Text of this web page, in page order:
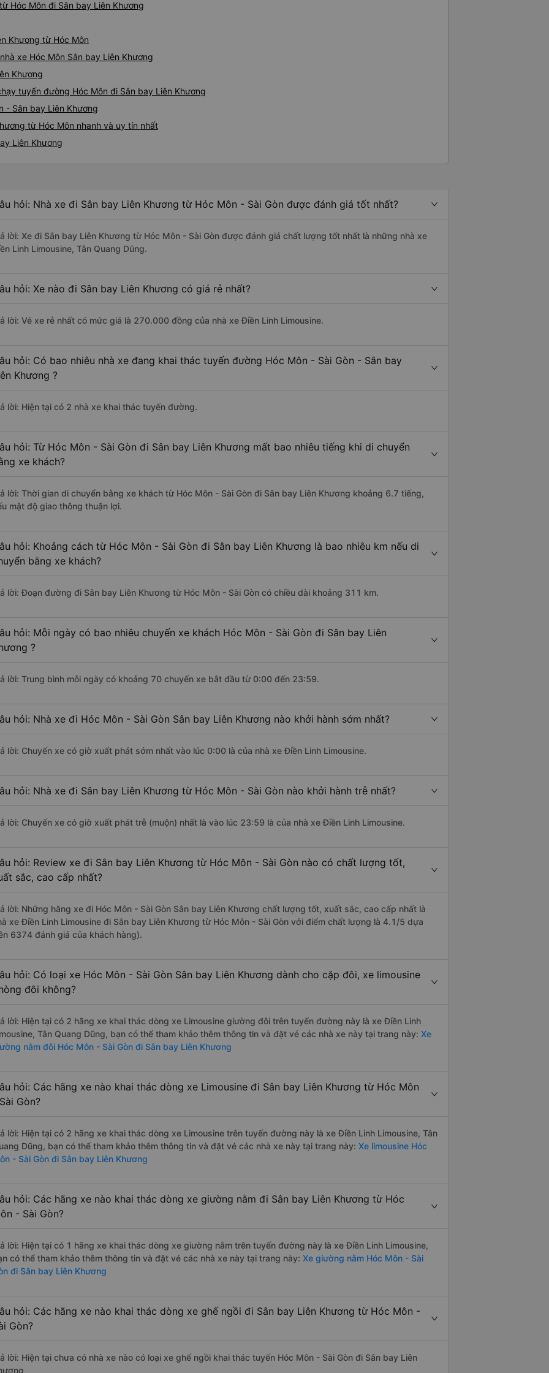
Hóc Môn đi Sân bay Liên Khương
Khương từ Hóc Môn
xe Hóc Môn Sân bay Liên Khương
Khương
tuyến đường Hóc Môn đi Sân bay Liên Khương
- Sân bay Liên Khương
từ Hóc Môn nhanh và uy tín nhất
Liên Khương
hỏi: Nhà xe đi Sân bay Liên Khương từ Hóc Môn - Sài Gòn được đánh giá tốt nhất?
lời: Xe đi Sân bay Liên Khương từ Hóc Môn - Sài Gòn được đánh giá chất lượng tốt nhất là những nhà xe
Linh Limousine, Tân Quang Dũng.
hỏi: Xe nào đi Sân bay Liên Khương có giá rẻ nhất?
lời: Vé xe rẻ nhất có mức giá là 270.000 đồng của nhà xe Điền Linh Limousine.
hỏi: Có bao nhiêu nhà xe đang khai thác tuyến đường Hóc Môn - Sài Gòn - Sân bay
Khương ?
lời: Hiện tại có 2 nhà xe khai thác tuyến đường.
hỏi: Từ Hóc Môn - Sài Gòn đi Sân bay Liên Khương mất bao nhiêu tiếng khi di chuyển
xe khách?
lời: Thời gian di chuyển bằng xe khách từ Hóc Môn - Sài Gòn đi Sân bay Liên Khương khoảng 6.7 tiếng,
mật độ giao thông thuận lợi.
hỏi: Khoảng cách từ Hóc Môn - Sài Gòn đi Sân bay Liên Khương là bao nhiêu km nếu di
bằng xe khách?
lời: Đoạn đường đi Sân bay Liên Khương từ Hóc Môn - Sài Gòn có chiều dài khoảng 311 km.
hỏi: Mỗi ngày có bao nhiêu chuyến xe khách Hóc Môn - Sài Gòn đi Sân bay Liên
?
lời: Trung bình mỗi ngày có khoảng 70 chuyến xe bắt đầu từ 0:00 đến 23:59.
hỏi: Nhà xe đi Hóc Môn - Sài Gòn Sân bay Liên Khương nào khởi hành sớm nhất?
lời: Chuyến xe có giờ xuất phát sớm nhất vào lúc 0:00 là của nhà xe Điền Linh Limousine.
hỏi: Nhà xe đi Sân bay Liên Khương từ Hóc Môn - Sài Gòn nào khởi hành trễ nhất?
lời: Chuyến xe có giờ xuất phát trễ (muộn) nhất là vào lúc 23:59 là của nhà xe Điền Linh Limousine.
hỏi: Review xe đi Sân bay Liên Khương từ Hóc Môn - Sài Gòn nào có chất lượng tốt,
sắc, cao cấp nhất?
lời: Những hãng xe đi Hóc Môn - Sài Gòn Sân bay Liên Khương chất lượng tốt, xuất sắc, cao cấp nhất là
xe Điền Linh Limousine đi Sân bay Liên Khương từ Hóc Môn - Sài Gòn với điểm chất lượng là 4.1/5 dựa
6374 đánh giá của khách hàng).
hỏi: Có loại xe Hóc Môn - Sài Gòn Sân bay Liên Khương dành cho cặp đôi, xe limousine
đôi không?
lời: Hiện tại có 2 hãng xe khai thác dòng xe Limousine giường đôi trên tuyến đường này là xe Điền Linh
Tân Quang Dũng, bạn có thể tham khảo thêm thông tin và đặt vé các nhà xe này tại trang này: Xe
nằm đôi Hóc Môn - Sài Gòn đi Sân bay Liên Khương
hỏi: Các hãng xe nào khai thác dòng xe Limousine đi Sân bay Liên Khương từ Hóc Môn
Gòn?
lời: Hiện tại có 2 hãng xe khai thác dòng xe Limousine trên tuyến đường này là xe Điền Linh Limousine, Tân
Dũng, bạn có thể tham khảo thêm thông tin và đặt vé các nhà xe này tại trang này: Xe limousine Hóc
- Sài Gòn đi Sân bay Liên Khương
hỏi: Các hãng xe nào khai thác dòng xe giường nằm đi Sân bay Liên Khương từ Hóc
- Sài Gòn?
lời: Hiện tại có 1 hãng xe khai thác dòng xe giường nằm trên tuyến đường này là xe Điền Linh Limousine,
có thể tham khảo thêm thông tin và đặt vé các nhà xe này tại trang này: Xe giường nằm Hóc Môn - Sài
đi Sân bay Liên Khương
hỏi: Các hãng xe nào khai thác dòng xe ghế ngồi đi Sân bay Liên Khương từ Hóc Môn -
Gòn?
lời: Hiện tại chưa có nhà xe nào có loại xe ghế ngồi khai thác tuyến Hóc Môn - Sài Gòn đi Sân bay Liên